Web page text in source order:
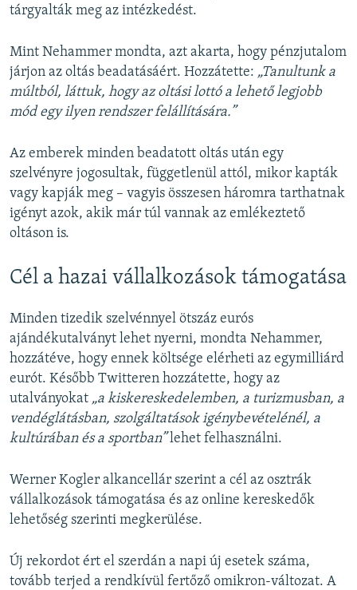
tárgyalták meg az intézkedést.
Mint Nehammer mondta, azt akarta, hogy pénzjutalom
járjon az oltás beadatásáért. Hozzátette: „Tanultunk a
múltból, láttuk, hogy az oltási lottó a lehető legjobb
mód egy ilyen rendszer felállítására.”
Az emberek minden beadatott oltás után egy
szelvényre jogosultak, függetlenül attól, mikor kapták
vagy kapják meg – vagyis összesen háromra tarthatnak
igényt azok, akik már túl vannak az emlékeztető
oltáson is.
Cél a hazai vállalkozások támogatása
Minden tizedik szelvénnyel ötszáz eurós
ajándékutalványt lehet nyerni, mondta Nehammer,
hozzátéve, hogy ennek költsége elérheti az egymilliárd
eurót. Később Twitteren hozzátette, hogy az
utalványokat „a kiskereskedelemben, a turizmusban, a
vendéglátásban, szolgáltatások igénybevételénél, a
kultúrában és a sportban”lehet felhasználni.
Werner Kogler alkancellár szerint a cél az osztrák
vállalkozások támogatása és az online kereskedők
lehetőség szerinti megkerülése.
Új rekordot ért el szerdán a napi új esetek száma,
tovább terjed a rendkívül fertőző omikron-változat. A